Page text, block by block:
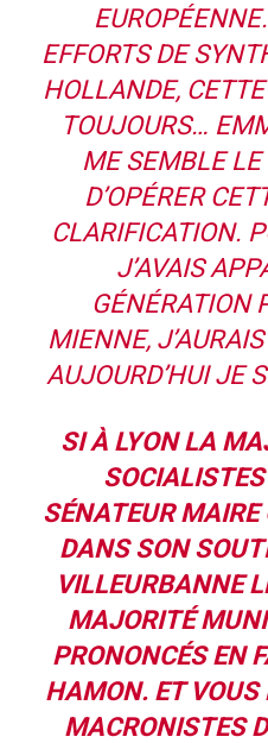
EFFORTS DE
HOLLANDE,
TOUJOURS…
ME SEMBLE
D’OPÉRER
CLARIFICATION.
J’AVAIS
GÉNÉRATION
MIENNE,
AUJOURD’HUI JE
SI À LYON LA
SÉNATEUR MAIRE
DANS SON
VILLEURBANNE
MAJORITÉ
PRONONCÉS EN
HAMON. ET VOUS
MACRONISTES